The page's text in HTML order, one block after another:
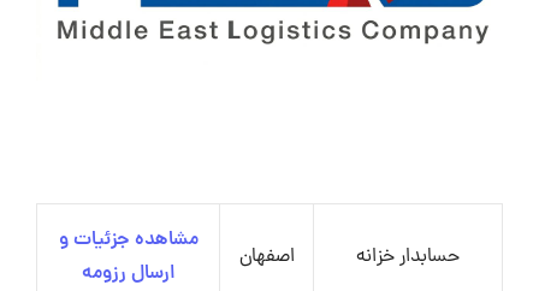
حسابدار خزانه اصفهان
مشاهده جزئیات و
ارسال رزومه